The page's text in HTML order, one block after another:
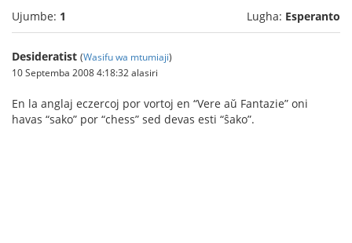
Ujumbe: 1 Lugha: Esperanto
Desideratist (Wasifu wa mtumiaji)
10 Septemba 2008 4:18:32 alasiri
En la anglaj eczercoj por vortoj en “Vere aŭ Fantazie” oni
havas “sako” por “chess” sed devas esti “ŝako”.